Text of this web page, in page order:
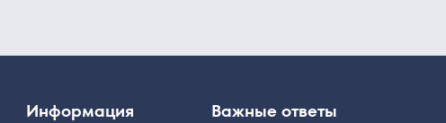
Информация Важные ответы